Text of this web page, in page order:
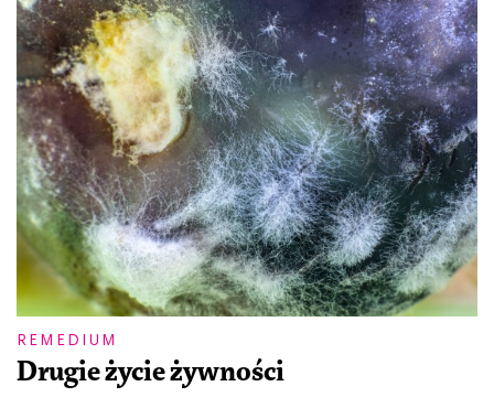
REMEDIUM
Drugie życie żywności